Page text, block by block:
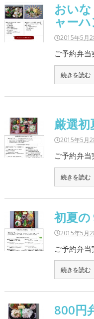
おい
ャー
2015年5月
ご予約弁
続きを読む
厳選
2015年5月
ご予約弁
続きを読む
初夏
2015年5月
ご予約弁
続きを読む
800円